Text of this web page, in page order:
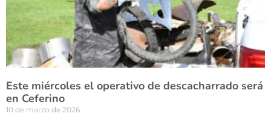
Este miércoles el operativo de descacharrado será
en Ceferino
10 de marzo de 2026